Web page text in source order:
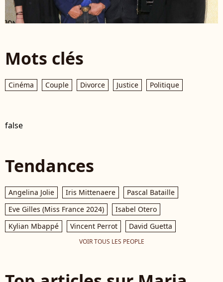
Mots clés
Cinéma Couple Divorce Justice Politique
false
Tendances
Angelina Jolie Iris Mittenaere
Pascal Bataille
Eve Gilles (Miss France 2024)
Isabel Otero
Kylian Mbappé
Vincent Perrot David Guetta
VOIR TOUS LES PEOPLE